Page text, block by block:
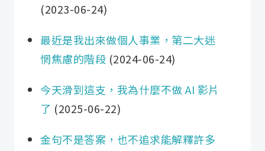
(2023-06-24)
最近是我出來做個人事業，第二大迷
惘焦慮的階段 (2024-06-24)
今天滑到這支，我為什麼不做 AI 影片
了 (2025-06-22)
金句不是答案，也不追求能解釋許多